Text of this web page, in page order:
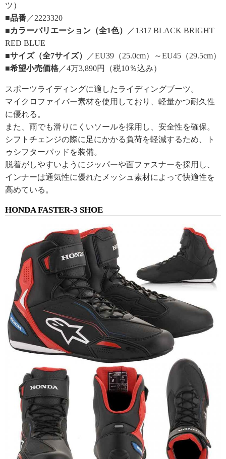
ツ）
■品番 ／2223320
■カラーバリエーション（全1色）
／1317 BLACK BRIGHT
RED BLUE
■サイズ（全7サイズ）
／EU39（25.0cm）～EU45（29.5cm）
■希望小売価格 ／4万3,890円（税10％込み）
スポーツライディングに適したライディングブーツ。
マイクロファイバー素材を使用しており、軽量かつ耐久性
に優れる。
また、雨でも滑りにくいソールを採用し、安全性を確保。
シフトチェンジの際に足にかかる負荷を軽減するため、ト
ゥシフターパッドを装備。
脱着がしやすいようにジッパーや面ファスナーを採用し、
インナーは通気性に優れたメッシュ素材によって快適性を
高めている。
HONDA FASTER-3 SHOE